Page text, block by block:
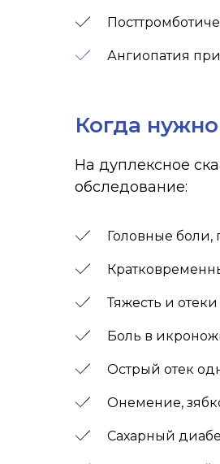
Ангиопатия
Когда
На дуплексное
обследование:
Головные боли,
Тяжесть и
Боль в
Острый отек
Онемение,
Сахарный